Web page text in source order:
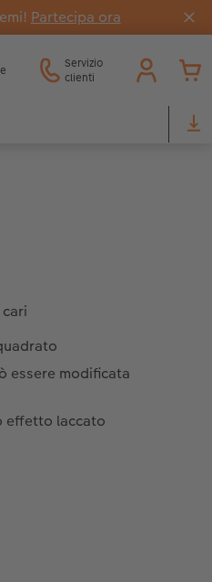
Partecipa ora
Servizio
clienti
essere modificata
effetto laccato